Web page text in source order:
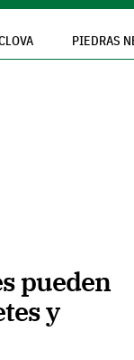
PIEDRAS
pueden
y